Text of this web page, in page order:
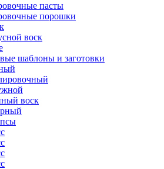
пасты
порошки
воск
шаблоны и заготовки
воск